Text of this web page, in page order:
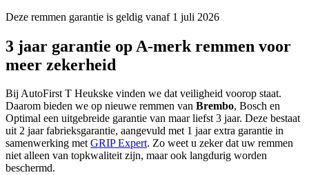
Deze remmen garantie is geldig vanaf 1 juli 2026
3 jaar garantie op A-merk remmen voor
meer zekerheid
Bij AutoFirst T Heukske vinden we dat veiligheid voorop staat.
Daarom bieden we op nieuwe remmen van Brembo, Bosch en
Optimal een uitgebreide garantie van maar liefst 3 jaar. Deze bestaat
uit 2 jaar fabrieksgarantie, aangevuld met 1 jaar extra garantie in
samenwerking metGRIP Expert. Zo weet u zeker dat uw remmen
niet alleen van topkwaliteit zijn, maar ook langdurig worden
beschermd.